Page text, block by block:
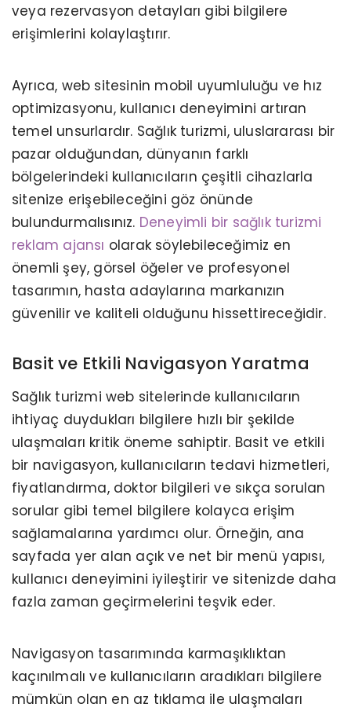
veya rezervasyon detayları gibi bilgilere
erişimlerini kolaylaştırır.
Ayrıca, web sitesinin mobil uyumluluğu ve hız
optimizasyonu, kullanıcı deneyimini artıran
temel unsurlardır. Sağlık turizmi, uluslararası bir
pazar olduğundan, dünyanın farklı
bölgelerindeki kullanıcıların çeşitli cihazlarla
sitenize erişebileceğini göz önünde
bulundurmalısınız. Deneyimli bir sağlık turizmi
reklam ajansı olarak söylebileceğimiz en
önemli şey, görsel öğeler ve profesyonel
tasarımın, hasta adaylarına markanızın
güvenilir ve kaliteli olduğunu hissettireceğidir.
Basit ve Etkili Navigasyon Yaratma
Sağlık turizmi web sitelerinde kullanıcıların
ihtiyaç duydukları bilgilere hızlı bir şekilde
ulaşmaları kritik öneme sahiptir. Basit ve etkili
bir navigasyon, kullanıcıların tedavi hizmetleri,
fiyatlandırma, doktor bilgileri ve sıkça sorulan
sorular gibi temel bilgilere kolayca erişim
sağlamalarına yardımcı olur. Örneğin, ana
sayfada yer alan açık ve net bir menü yapısı,
kullanıcı deneyimini iyileştirir ve sitenizde daha
fazla zaman geçirmelerini teşvik eder.
Navigasyon tasarımında karmaşıklıktan
kaçınılmalı ve kullanıcıların aradıkları bilgilere
mümkün olan en az tıklama ile ulaşmaları